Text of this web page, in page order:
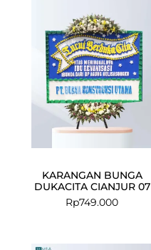
KARANGAN BUNGA
DUKACITA CIANJUR 07
Rp749.000